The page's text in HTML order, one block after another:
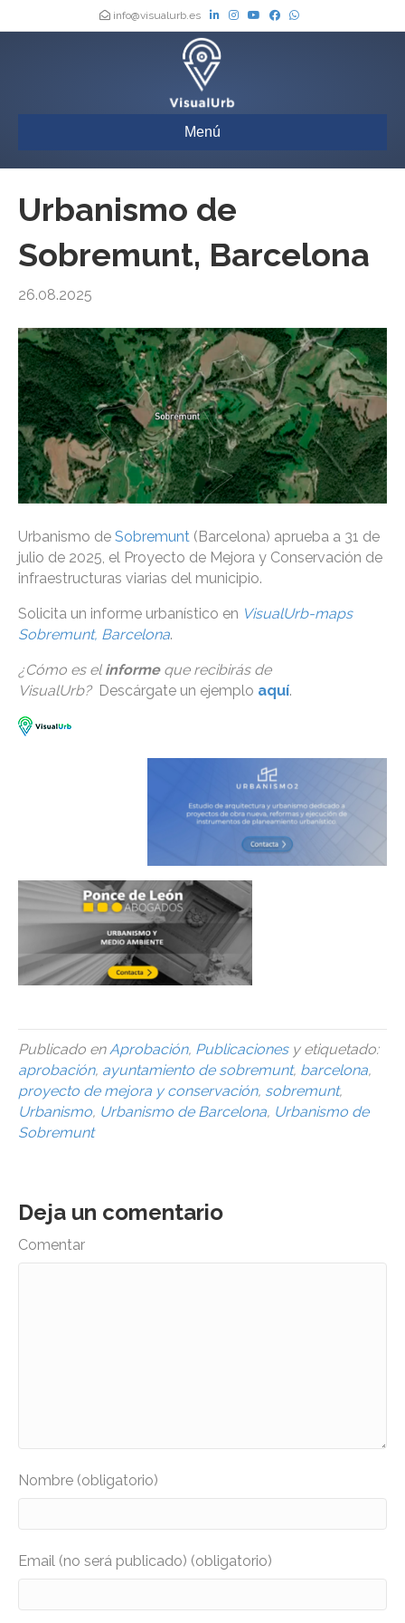
info@visualurb.es
Menú
Urbanismo de
Sobremunt, Barcelona
26.08.2025
Urbanismo de Sobremunt (Barcelona) aprueba a 31 de
julio de 2025, el Proyecto de Mejora y Conservación de
infraestructuras viarias del municipio.
Solicita un informe urbanístico en VisualUrb-maps
Sobremunt, Barcelona.
¿Cómo es el informe que recibirás de
VisualUrb?Descárgate un ejemplo aquí.
Publicado enAprobación, Publicacionesy etiquetado:
aprobación, ayuntamiento de sobremunt, barcelona,
proyecto de mejora y conservación, sobremunt,
Urbanismo, Urbanismo de Barcelona, Urbanismo de
Sobremunt
Deja un comentario
Comentar
Nombre (obligatorio)
Email (no será publicado) (obligatorio)